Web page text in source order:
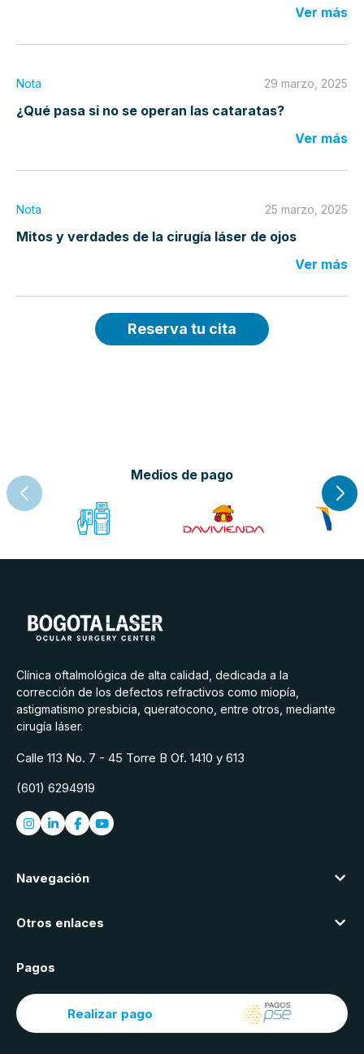
Ver más
Nota 29 marzo, 2025
¿Qué pasa si no se operan las cataratas?
Ver más
Nota 25 marzo, 2025
Mitos y verdades de la cirugía láser de ojos
Ver más
Reserva tu cita
Medios de pago
Clínica oftalmológica de alta calidad, dedicada a la
corrección de los defectos refractivos como miopía,
astigmatismo presbicia, queratocono, entre otros, mediante
cirugía láser.
Calle 113 No. 7 - 45 Torre B Of. 1410 y 613
(601) 6294919
Navegación
Otros enlaces
Pagos
Realizar pago